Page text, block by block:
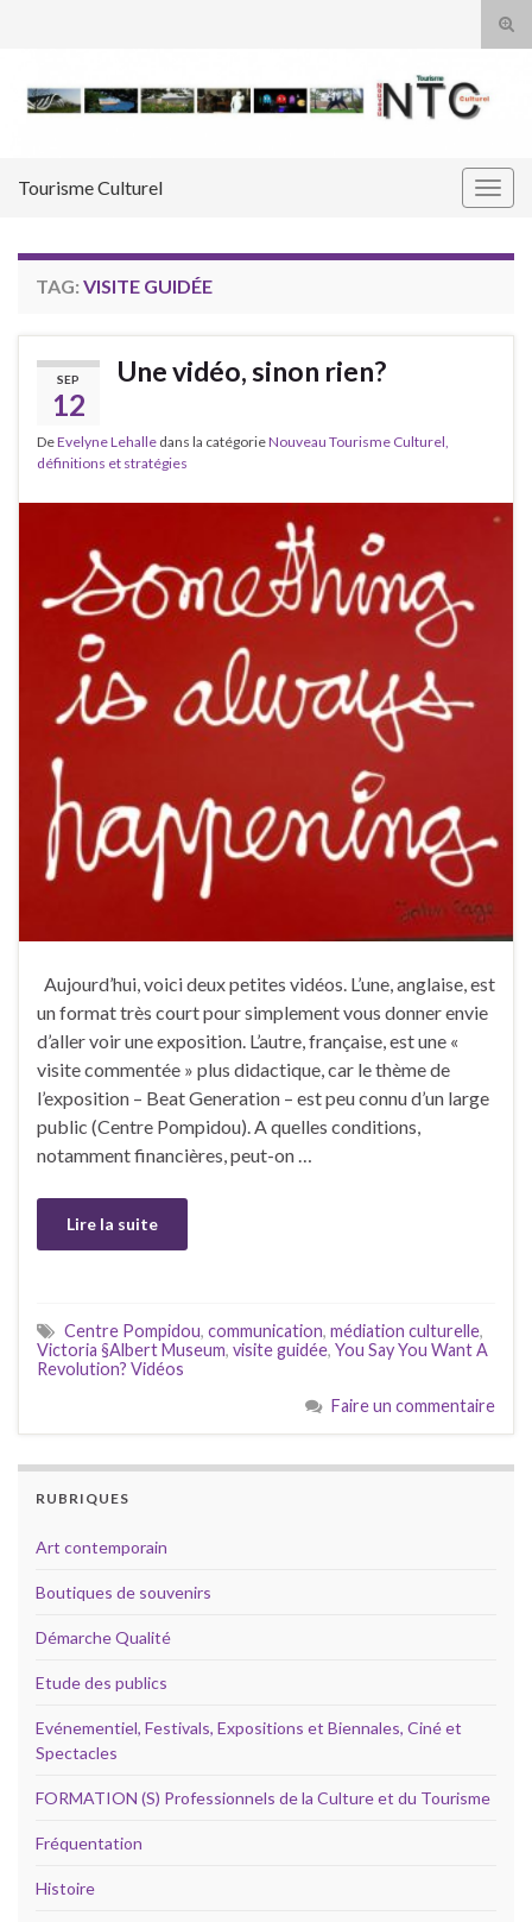
Tourisme Culturel
TAG: VISITE GUIDÉE
SEP
12
Une vidéo, sinon rien?
DeEvelyne Lehalle dans la catégorieNouveau Tourisme Culturel,
définitions et stratégies
Aujourd’hui, voici deux petites vidéos. L’une, anglaise, est
un format très court pour simplement vous donner envie
d’aller voir une exposition. L’autre, française, est une «
visite commentée » plus didactique, car le thème de
l’exposition – Beat Generation – est peu connu d’un large
public (Centre Pompidou). A quelles conditions,
notamment financières, peut-on …
Lire la suite
Centre Pompidou, communication, médiation culturelle,
Victoria §Albert Museum, visite guidée, You Say You Want A
Revolution? Vidéos
Faire un commentaire
RUBRIQUES
Art contemporain
Boutiques de souvenirs
Démarche Qualité
Etude des publics
Evénementiel, Festivals, Expositions et Biennales, Ciné et
Spectacles
FORMATION (S) Professionnels de la Culture et du Tourisme
Fréquentation
Histoire